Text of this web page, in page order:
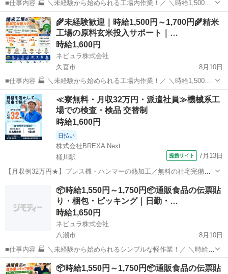
■仕事内容 🏭 ＼未経験から始められる工場内作業！／ ＼時給1,500円
～1,700円＆週5日勤務で安定収入！／ ＼9時から18時までの日勤で生
活リズムも整えやすい！／ 精米工場内で、原料となる玄米を設備へ投
入す...
埼玉 加須市 軽作業 郵便番号
🌾未経験歓迎｜時給1,500円～1,700円🌾精米
工場の原料玄米投入サポート｜…
時給1,600円
ネビュラ株式会社
久喜市
8月10日
■仕事内容 🏭 ＼未経験から始められる工場内作業！／ ＼時給1,500円
～1,700円＆週5日勤務で安定収入！／ ＼9時から18時までの日勤で生
活リズムも整えやすい！／ 精米工場内で、原料となる玄米を設備へ投
入す...
埼玉 久喜市 軽作業 郵便番号
≪寮無料・月収32万円・派遣社員≫機械系工
場での検査・検品 交替制
時給1,600円
日払い
株式会社BREXA Next
桶川駅
提携サイト 7月13日
【月収例32万円★】プレス機・ハンマーの熱加工／無料の社宅完備／
食堂利用可 人気の工場のお仕事 ◇プレス機・ハンマーを使用した熱間
工程です。 ・金属材料を...
桶川駅 その他
📦時給1,550円～1,750円📦通販食品の伝票貼
り・梱包・ピッキング｜日勤・…
時給1,650円
ネビュラ株式会社
八潮市
8月10日
■仕事内容 🏭 ＼未経験から始められるシンプルな軽作業！／ ＼時給
1,550円～1,750円＆週5日勤務で安定収入！／ ＼9時から18時までの日
勤で生活リズムも整えやすい！／ 物流倉庫内で、通販食品の出荷伝票
埼玉 八潮市 軽作業 通販
📦時給1,550円～1,750円📦通販食品の伝票貼